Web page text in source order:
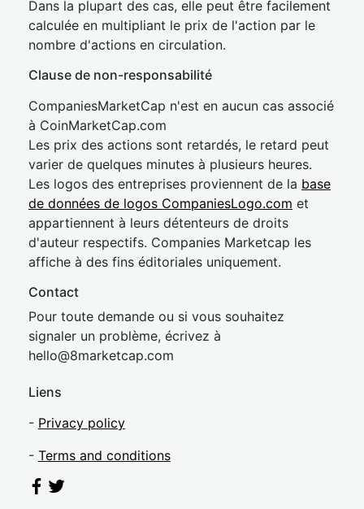
Dans la plupart des cas, elle peut être facilement
calculée en multipliant le prix de l'action par le
nombre d'actions en circulation.
Clause de non-responsabilité
CompaniesMarketCap n'est en aucun cas associé
à CoinMarketCap.com
Les prix des actions sont retardés, le retard peut
varier de quelques minutes à plusieurs heures.
Les logos des entreprises proviennent de la base
de données de logos CompaniesLogo.com et
appartiennent à leurs détenteurs de droits
d'auteur respectifs. Companies Marketcap les
affiche à des fins éditoriales uniquement.
Contact
Pour toute demande ou si vous souhaitez
signaler un problème, écrivez à
hello@8marketcap.com
Liens
- Privacy policy
- Terms and conditions